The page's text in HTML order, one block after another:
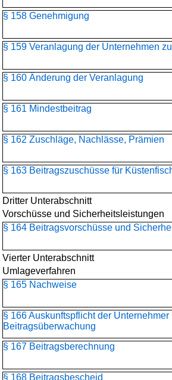
§ 158 Genehmigung
§ 159 Veranlagung der Unternehmen
§ 160 Änderung der Veranlagung
§ 161 Mindestbeitrag
§ 162 Zuschläge, Nachlässe, Prämien
§ 163 Beitragszuschüsse für
Dritter Unterabschnitt
Vorschüsse und Sicherheitsleistungen
§ 164 Beitragsvorschüsse und
Vierter Unterabschnitt
Umlageverfahren
§ 165 Nachweise
§ 166 Auskunftspflicht der Unternehmer
Beitragsüberwachung
§ 167 Beitragsberechnung
§ 168 Beitragsbescheid